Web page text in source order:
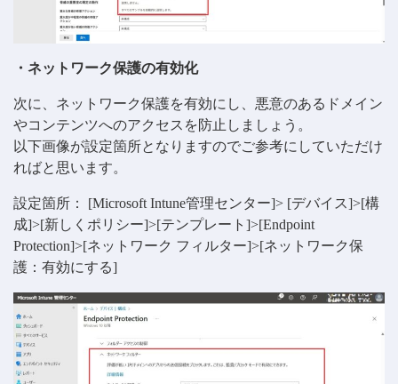
・ネットワーク保護の有効化
次に、ネットワーク保護を有効にし、悪意のあるドメイン
やコンテンツへのアクセスを防止しましょう。
以下画像が設定箇所となりますのでご参考にしていただけ
ればと思います。
設定箇所： [Microsoft Intune管理センター]> [デバイス]>[構
成]>[新しくポリシー]>[テンプレート]>[Endpoint
Protection]>[ネットワーク フィルター]>[ネットワーク保
護：有効にする]